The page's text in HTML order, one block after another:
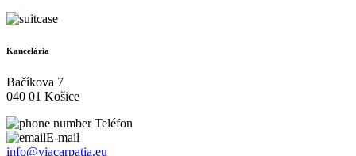
Kancelária
Bačíkova 7
040 01 Košice
Teléfon
E-mail
info@viacarpatia.eu